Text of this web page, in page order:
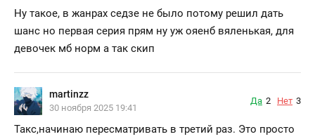
Ну такое, в жанрах седзе не было потому решил дать
шанс но первая серия прям ну уж ояенб вяленькая, для
девочек мб норм а так скип
martinzz
30 ноября 2025 19:41
Да 2 Нет 3
Такс,начинаю пересматривать в третий раз. Это просто